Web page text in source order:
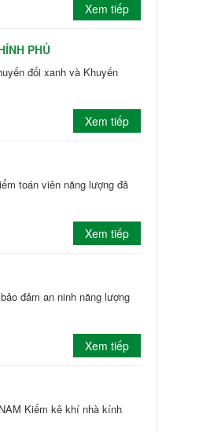
Xem tiếp
PHỦ
đổi xanh và Khuyến
Xem tiếp
toán viên năng lượng đã
Xem tiếp
đảm an ninh năng lượng
Xem tiếp
Kiểm kê khí nhà kính